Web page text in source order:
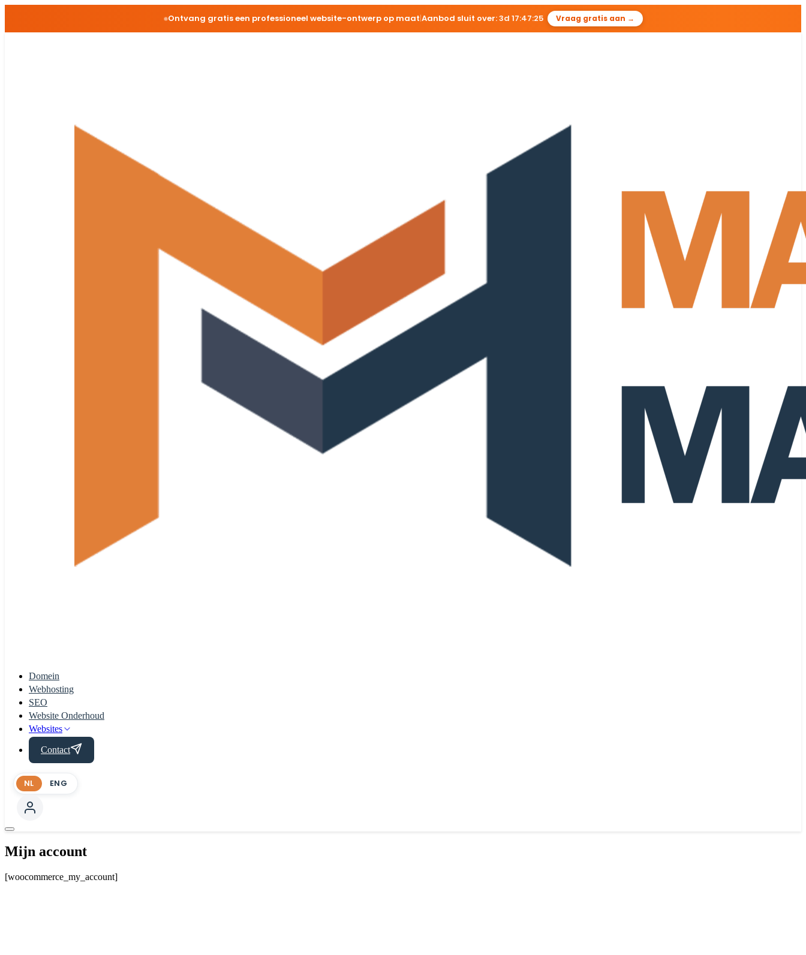
Ontvang gratis een professioneel website-ontwerp op maat|Aanbod sluit over:3d 17:47:24 Vraag gratis aan →
Domein
Webhosting
SEO
Website Onderhoud
Websites
Contact
NL ENG
Mijn account
[woocommerce_my_account]